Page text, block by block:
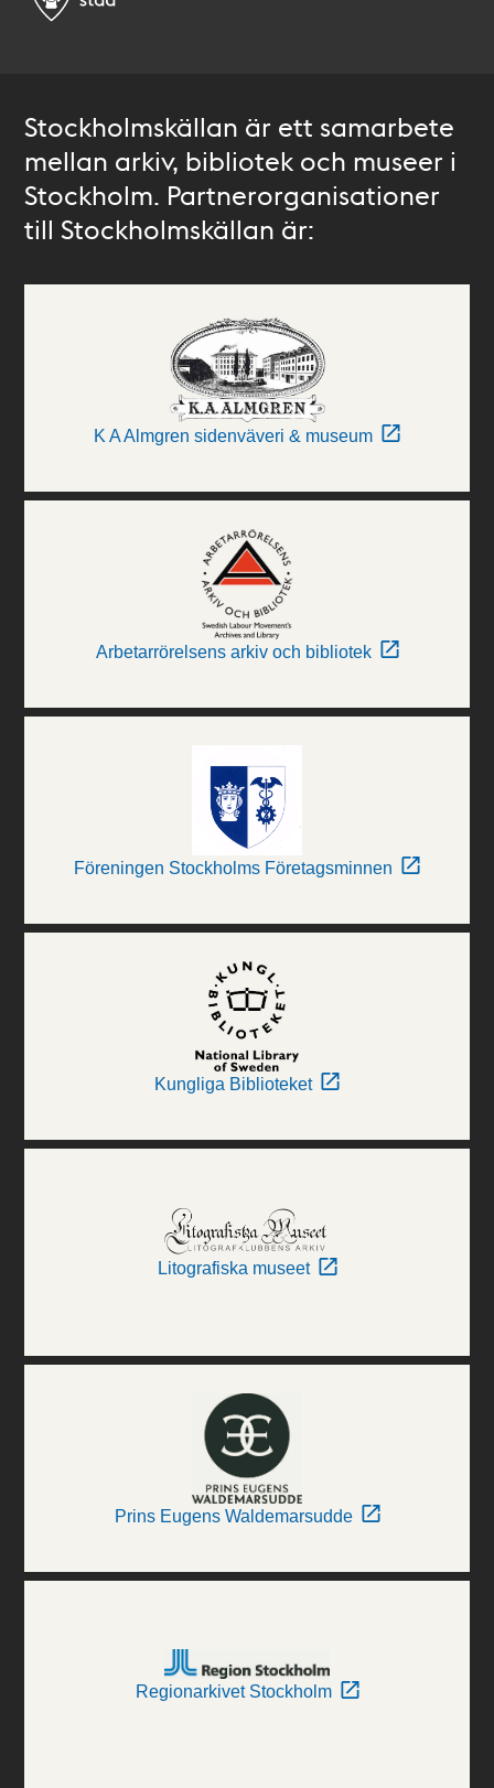
Stockholmskällan är ett samarbete
mellan arkiv, bibliotek och museer i
Stockholm. Partnerorganisationer
till Stockholmskällan är:
K A Almgren sidenväveri & museum
Arbetarrörelsens arkiv och bibliotek
Föreningen Stockholms Företagsminnen
Kungliga Biblioteket
Litografiska museet
Prins Eugens Waldemarsudde
Regionarkivet Stockholm